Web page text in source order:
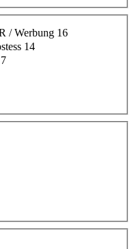
/ Werbung 16
14
7